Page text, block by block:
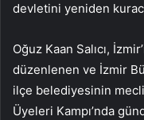
devletini yeniden
Oğuz Kaan Salıcı,
düzenlenen ve İzmir
ilçe belediyesinin
Üyeleri Kampı’nda